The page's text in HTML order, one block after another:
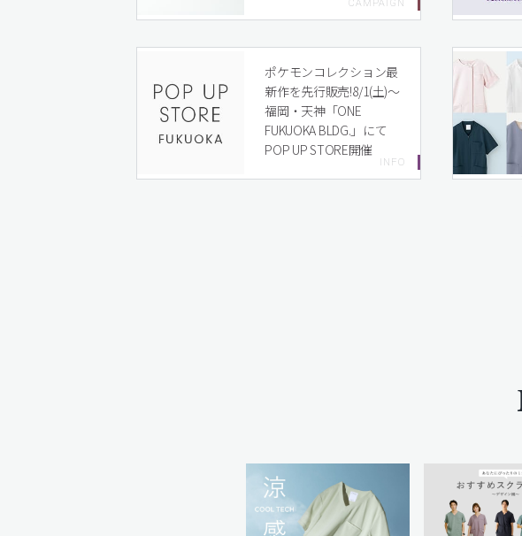
ポケモンコレクション最
新作を先行販売!8/1(土)〜
福岡・天神「ONE
FUKUOKA BLDG.」にて
POP UP STORE開催